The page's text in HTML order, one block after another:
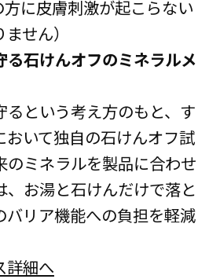
方に皮膚刺激が起こらない
せん）
る石けんオフのミネラルメ
るという考え方のもと、す
おいて独自の石けんオフ試
のミネラルを製品に合わせ
お湯と石けんだけで落と
バリア機能への負担を軽減
詳細へ